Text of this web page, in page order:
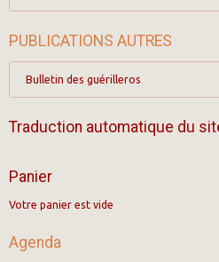
PUBLICATIONS AUTRES
Bulletin des guérilleros
Traduction automatique du
Panier
Votre panier est vide
Agenda